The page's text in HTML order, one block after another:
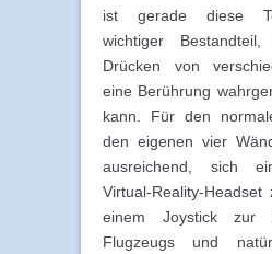
ist gerade diese
wichtiger
Drücken von
eine Berührung
kann. Für den
den eigenen vier
ausreichend, sich
Virtual-Reality-
einem Joystick zur
Flugzeugs und